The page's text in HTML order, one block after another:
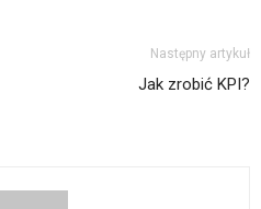
Następny artykuł
Jak zrobić KPI?